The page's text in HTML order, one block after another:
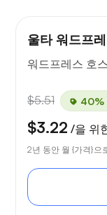
울타 워드프
워드프레스 호
$5.51 40%
$3.22 /을 위
2년 동안 월 {가격}으